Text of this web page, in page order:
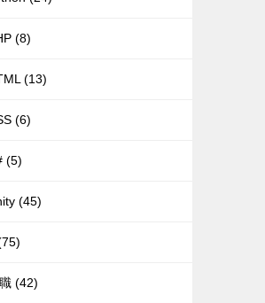
(8)
(13)
(6)
(5)
(45)
(42)